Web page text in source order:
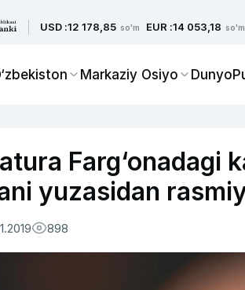
USD :12 178,85 so'm EUR :14 053,18 so'm
Markaziy Osiyo Dunyo
Farg‘onadagi
yuzasidan
898